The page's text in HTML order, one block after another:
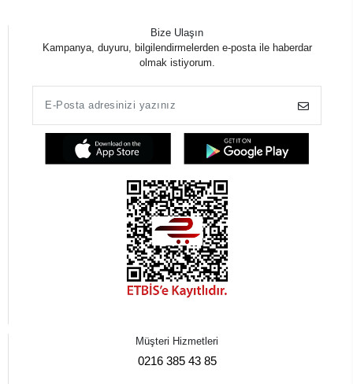
Bize Ulaşın
Kampanya, duyuru, bilgilendirmelerden e-posta ile haberdar
olmak istiyorum.
Müşteri Hizmetleri